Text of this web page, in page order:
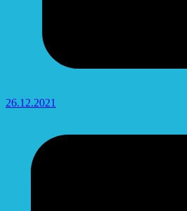
26.12.2021